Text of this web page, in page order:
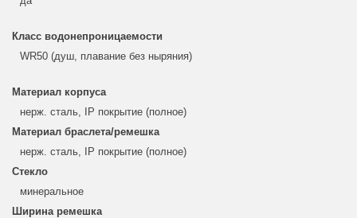
Класс водонепроницаемости
WR50 (душ, плавание без ныряния)
Материал корпуса
нерж. сталь, IP покрытие (полное)
Материал браслета/ремешка
нерж. сталь, IP покрытие (полное)
Стекло
минеральное
Ширина ремешка